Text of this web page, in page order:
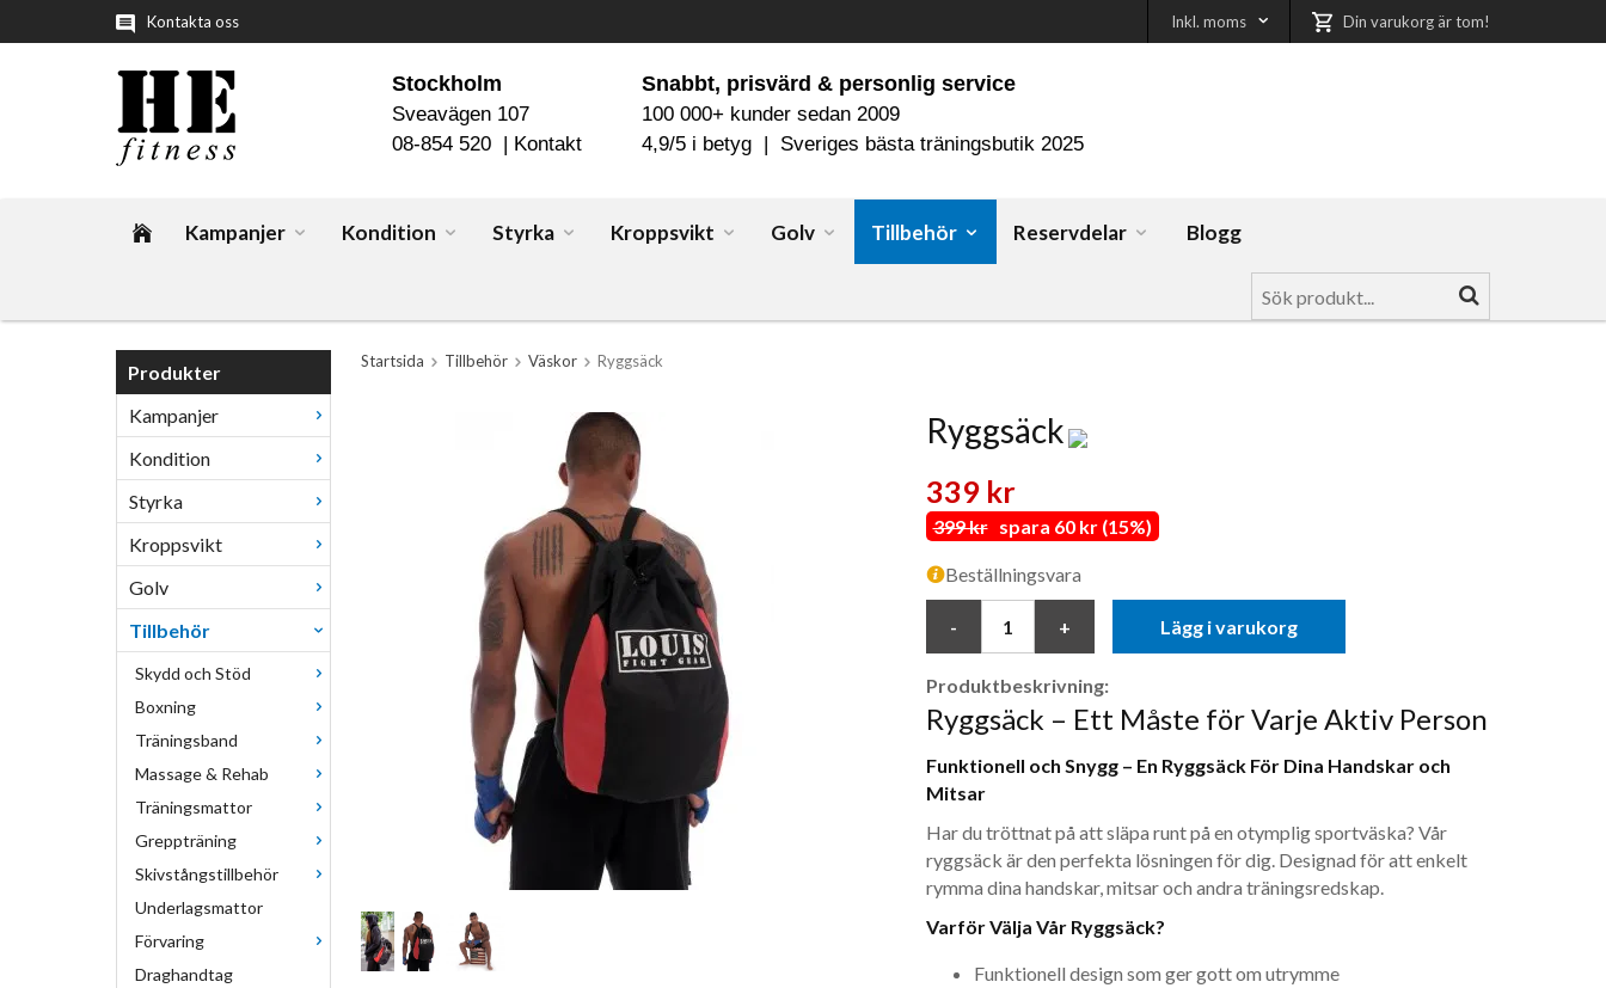
Kontakta oss Inkl. moms Din varukorg är tom!
Snabbt, prisvärd & personlig service
100 000+ kunder sedan 2009
4,9/5 i betyg | Sveriges bästa träningsbutik 2025
Stockholm
Sveavägen 107
08-854 520 | Kontakt
Kampanjer Kondition Styrka Kroppsvikt Golv Tillbehör Reservdelar Blogg
Produkter
Kampanjer
Kondition
Styrka
Kroppsvikt
Golv
Tillbehör
Skydd och Stöd
Boxning
Träningsband
Massage & Rehab
Träningsmattor
Greppträning
Skivstångstillbehör
Underlagsmattor
Förvaring
Draghandtag
Startsida Tillbehör Väskor Ryggsäck
Ryggsäck
339 kr
399 krspara 60 kr (15%)
Beställningsvara
Lägg i varukorg
Produktbeskrivning:
Ryggsäck – Ett Måste för Varje Aktiv Person
Funktionell och Snygg – En Ryggsäck För Dina Handskar och
Mitsar
Har du tröttnat på att släpa runt på en otymplig sportväska? Vår
ryggsäck är den perfekta lösningen för dig. Designad för att enkelt
rymma dina handskar, mitsar och andra träningsredskap.
Varför Välja Vår Ryggsäck?
Funktionell design som ger gott om utrymme